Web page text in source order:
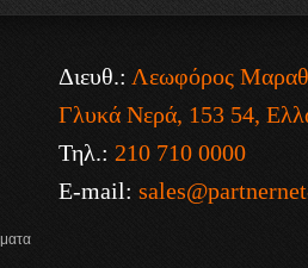
Διευθ.: Λεωφόρος
Γλυκά Νερά, 153 54,
Τηλ.: 210 710 0000
E-mail: